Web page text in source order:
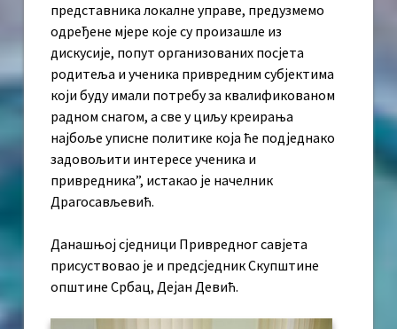
представника локалне управе, предузмемо
одређене мјере које су произашле из
дискусије, попут организованих посјета
родитеља и ученика привредним субјектима
који буду имали потребу за квалификованом
радном снагом, а све у циљу креирања
најбоље уписне политике која ће подједнако
задовољити интересе ученика и
привредника”, истакао је начелник
Драгосављевић.
Данашњој сједници Привредног савјета
присуствовао је и предсједник Скупштине
општине Србац, Дејан Девић.